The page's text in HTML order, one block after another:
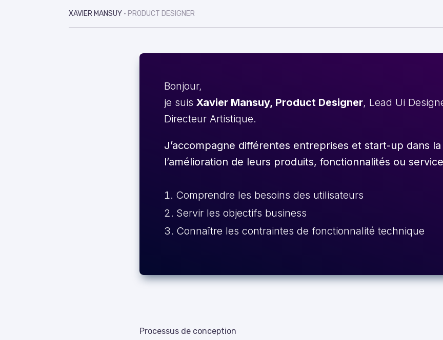
XAVIER MANSUY • PRODUCT DESIGNER
Bonjour,
je suis Xavier Mansuy, Product Designer, Lead Ui
Directeur Artistique.
J’accompagne différentes entreprises et start-up dans
l’amélioration de leurs produits, fonctionnalités ou
Comprendre les besoins des utilisateurs
Servir les objectifs business
Connaître les contraintes de fonctionnalité technique
Processus de conception